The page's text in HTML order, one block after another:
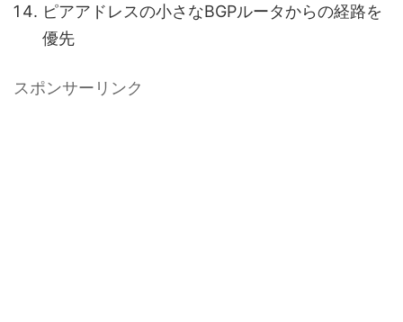
ピアアドレスの小さなBGPルータからの経路を
優先
スポンサーリンク